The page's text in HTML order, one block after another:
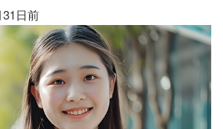
日前